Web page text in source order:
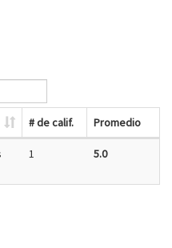
# de calif. Promedio
1 5.0